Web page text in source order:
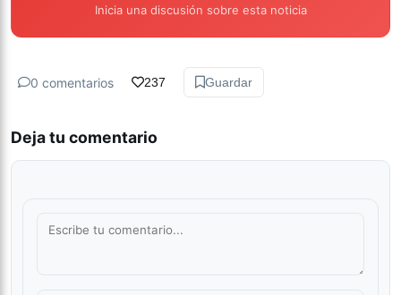
Inicia una discusión sobre esta noticia
0 comentarios 237 Guardar
Deja tu comentario